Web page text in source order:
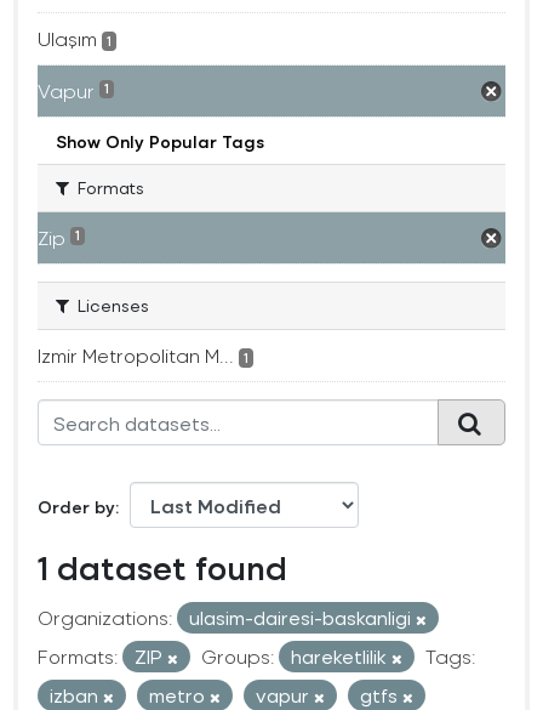
Ulaşım 1
Vapur 1
Show Only Popular Tags
Formats
Zip 1
Licenses
Izmir Metropolitan M... 1
Order by
1 dataset found
Organizations:
ulasim-dairesi-baskanligi
Formats:
ZIP Groups: hareketlilik
Tags:
izban
metro vapur
gtfs